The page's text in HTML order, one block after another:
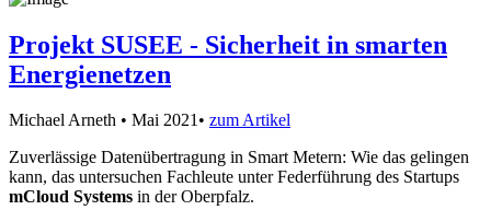
Projekt SUSEE - Sicherheit in smarten
Energienetzen
Michael Arneth • Mai 2021• zum Artikel
Zuverlässige Datenübertragung in Smart Metern: Wie das gelingen
kann, das untersuchen Fachleute unter Federführung des Startups
mCloud Systems in der Oberpfalz.